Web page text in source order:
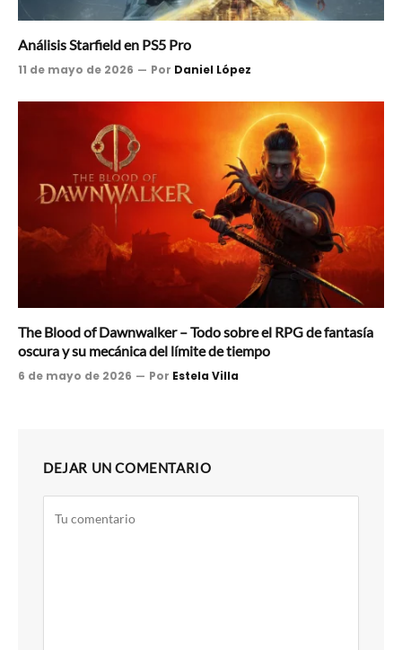
Análisis Starfield en PS5 Pro
11 de mayo de 2026 Por Daniel López
The Blood of Dawnwalker – Todo sobre el RPG de fantasía
oscura y su mecánica del límite de tiempo
6 de mayo de 2026 Por Estela Villa
DEJAR UN COMENTARIO